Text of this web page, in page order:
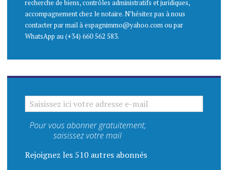
recherche de biens, contrôles administratifs et juridiques,
accompagnement chez le notaire. N’hésitez pas à nous
contacter par mail à espagnimmo@yahoo.com ou par
WhatsApp au (+34) 660 562 583.
SAISISSEZ ICI VOTRE ADRESSE E-MAIL
Pour vous abonner gratuitement,
saisissez votre mail
Rejoignez les 510 autres abonnés